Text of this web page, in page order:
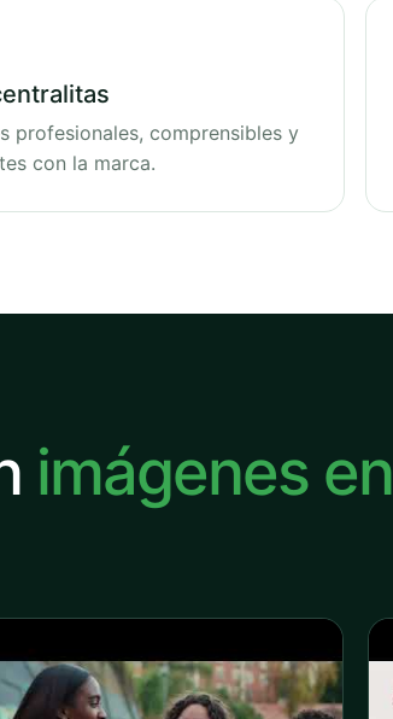
profesionales, comprensibles y
con la marca.
imágenes en